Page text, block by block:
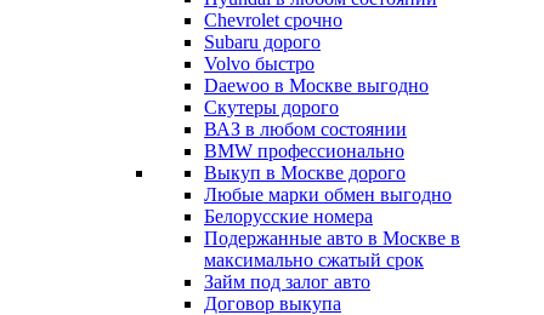
Chevrolet срочно
Subaru дорого
Volvo быстро
Daewoo в Москве выгодно
Скутеры дорого
ВАЗ в любом состоянии
BMW профессионально
Выкуп в Москве дорого
Любые марки обмен выгодно
Белорусские номера
Подержанные авто в Москве в
максимально сжатый срок
Займ под залог авто
Договор выкупа